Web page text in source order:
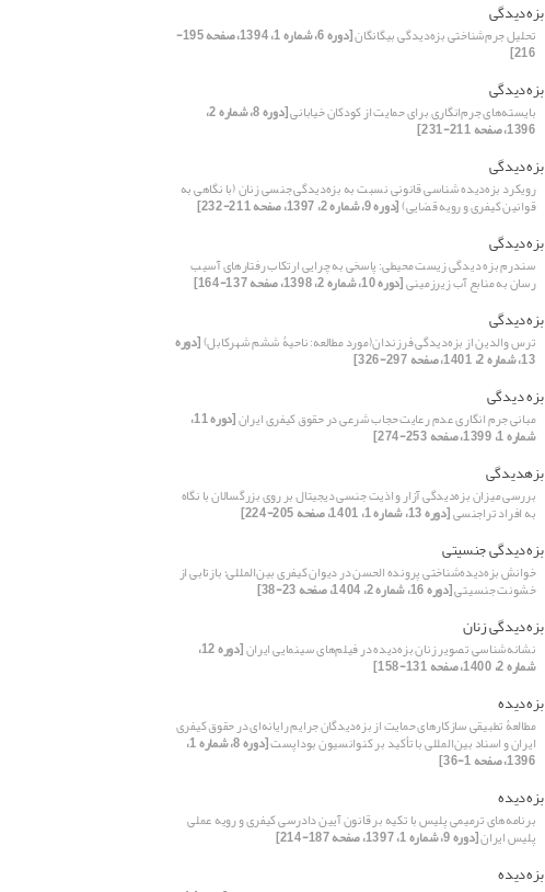
بزه‌دیدگی
تحلیل جرم‌شناختی بزه‌دیدگی بیگانگان [دوره 6، شماره 1، 1394، صفحه 195-
216]
بزه‌دیدگی
بایسته‌های جرم‌انگاری برای حمایت از کودکان خیابانی [دوره 8، شماره 2،
1396، صفحه 211-231]
بزه‌دیدگی
رویکرد بزه‌دیده شناسی قانونی نسبت به بزه‌دیدگی جنسی زنان (با نگاهی به
قوانین کیفری و رویه قضایی)[دوره 9، شماره 2، 1397، صفحه 211-232]
بزه‌دیدگی
سندرم بزه دیدگی زیست محیطی: پاسخی به چرایی ارتکاب رفتارهای آسیب
رسان به منابع آب زیرزمینی[دوره 10، شماره 2، 1398، صفحه 137-164]
بزه‌دیدگی
ترس والدین از بزه‌دیدگی فرزندان(مورد مطالعه: ناحیۀ ششم شهرکابل)[دوره
13، شماره 2، 1401، صفحه 297-326]
بزه دیدگی
مبانی جرم انگاری عدم رعایت حجاب شرعی در حقوق کیفری ایران [دوره 11،
شماره 1، 1399، صفحه 253-274]
بزهدیدگی
بررسی میزان بزه‌دیدگی آزار و اذیت جنسی دیجیتال بر روی بزرگسالان با نگاه
به افراد تراجنسی[دوره 13، شماره 1، 1401، صفحه 205-224]
بزه‌دیدگی جنسیتی
خوانش بزه‌دیده‌شناختی پرونده الحسن در دیوان کیفری بین‌المللی؛ بازتابی از
خشونت جنسیتی[دوره 16، شماره 2، 1404، صفحه 23-38]
بزه‌دیدگی زنان
نشانه‌شناسی تصویر زنان بزه‌دیده در فیلم‌های سینمایی ایران [دوره 12،
شماره 2، 1400، صفحه 131-158]
بزه‌دیده
مطالعۀ تطبیقی سازکارهای حمایت از بزه‌دیدگان جرایم رایانه‌ای در حقوق کیفری
ایران و اسناد بین‌المللی با تأکید بر کنوانسیون بوداپست [دوره 8، شماره 1،
1396، صفحه 1-36]
بزه‌دیده
برنامه‌های ترمیمی پلیس با تکیه بر قانون آیین دادرسی کیفری و رویه عملی
پلیس ایران[دوره 9، شماره 1، 1397، صفحه 187-214]
بزه‌دیده